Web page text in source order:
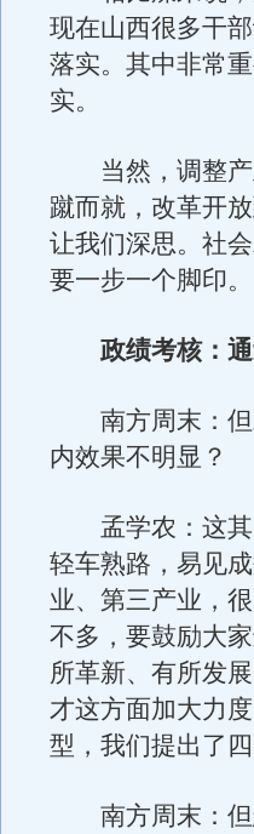
现在山西很多干
落实。其中非常
实。
当然，调整产
蹴而就，改革开
让我们深思。社
要一步一个脚印。
政绩考核：通
南方周末：但
内效果不明显？
孟学农：这其
轻车熟路，易见
业、第三产业，
不多，要鼓励大
所革新、有所发
才这方面加大力
型，我们提出了
南方周末：但